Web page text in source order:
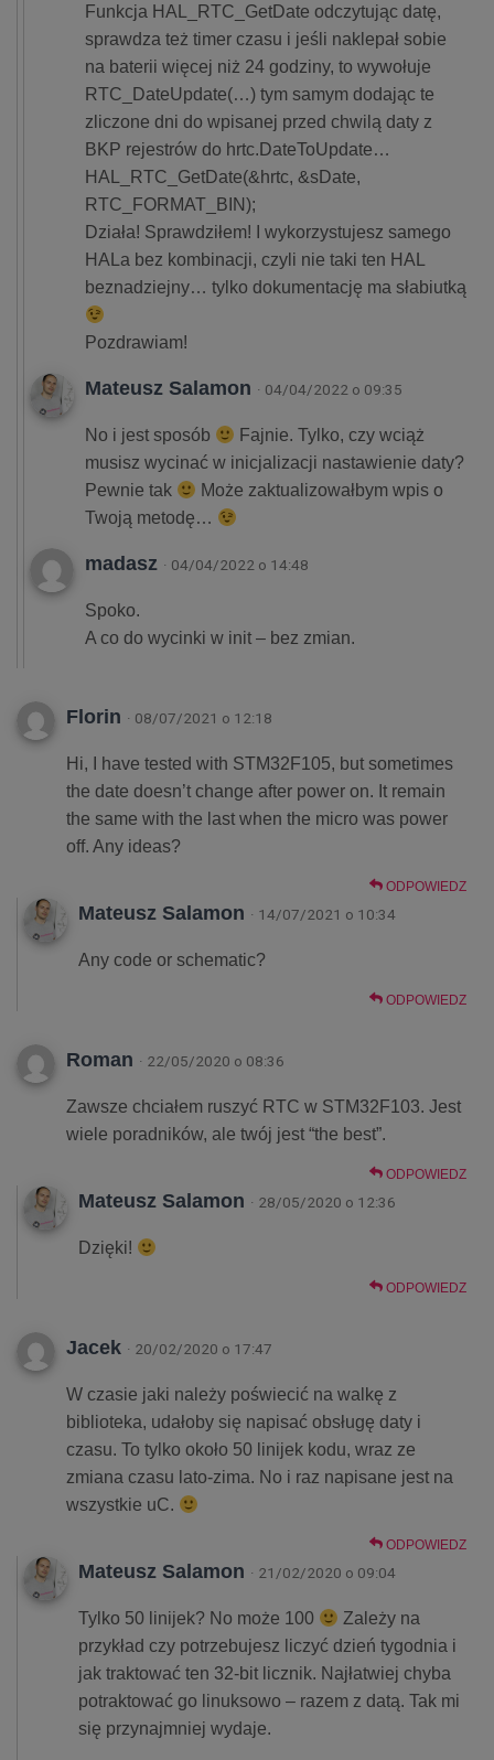
Funkcja HAL_RTC_GetDate odczytując datę,
sprawdza też timer czasu i jeśli naklepał sobie
na baterii więcej niż 24 godziny, to wywołuje
RTC_DateUpdate(…) tym samym dodając te
zliczone dni do wpisanej przed chwilą daty z
BKP rejestrów do hrtc.DateToUpdate…
HAL_RTC_GetDate(&hrtc, &sDate,
RTC_FORMAT_BIN);
Działa! Sprawdziłem! I wykorzystujesz samego
HALa bez kombinacji, czyli nie taki ten HAL
beznadziejny… tylko dokumentację ma słabiutką
Pozdrawiam!
Mateusz Salamon · 04/04/2022 o 09:35
No i jest sposób
Fajnie. Tylko, czy wciąż
musisz wycinać w inicjalizacji nastawienie daty?
Pewnie tak
Może zaktualizowałbym wpis o
Twoją metodę…
madasz · 04/04/2022 o 14:48
Spoko.
A co do wycinki w init – bez zmian.
Florin · 08/07/2021 o 12:18
Hi, I have tested with STM32F105, but sometimes
the date doesn’t change after power on. It remain
the same with the last when the micro was power
off. Any ideas?
ODPOWIEDZ
Mateusz Salamon · 14/07/2021 o 10:34
Any code or schematic?
ODPOWIEDZ
Roman · 22/05/2020 o 08:36
Zawsze chciałem ruszyć RTC w STM32F103. Jest
wiele poradników, ale twój jest “the best”.
ODPOWIEDZ
Mateusz Salamon · 28/05/2020 o 12:36
Dzięki!
ODPOWIEDZ
Jacek · 20/02/2020 o 17:47
W czasie jaki należy poświecić na walkę z
biblioteka, udałoby się napisać obsługę daty i
czasu. To tylko około 50 linijek kodu, wraz ze
zmiana czasu lato-zima. No i raz napisane jest na
wszystkie uC.
ODPOWIEDZ
Mateusz Salamon · 21/02/2020 o 09:04
Tylko 50 linijek? No może 100
Zależy na
przykład czy potrzebujesz liczyć dzień tygodnia i
jak traktować ten 32-bit licznik. Najłatwiej chyba
potraktować go linuksowo – razem z datą. Tak mi
się przynajmniej wydaje.